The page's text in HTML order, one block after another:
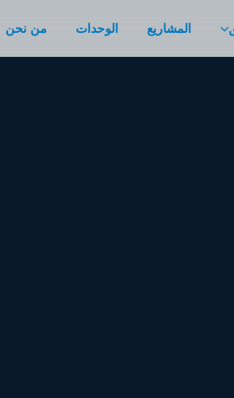
المشاريع الوحدات من نحن